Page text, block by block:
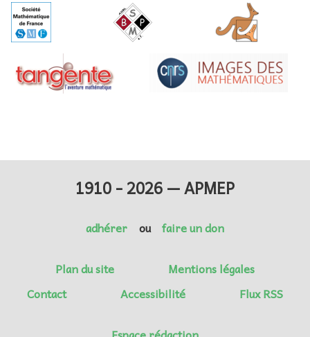
1910 - 2026 — APMEP
adhérer ou faire un don
Plan du site
Mentions légales
Contact
Accessibilité Flux RSS